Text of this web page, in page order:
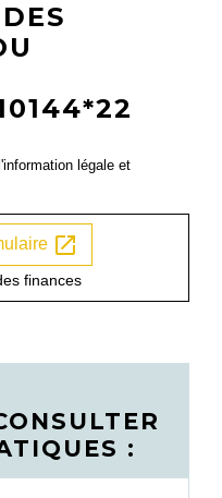
légale et
open_in_new
finances
: